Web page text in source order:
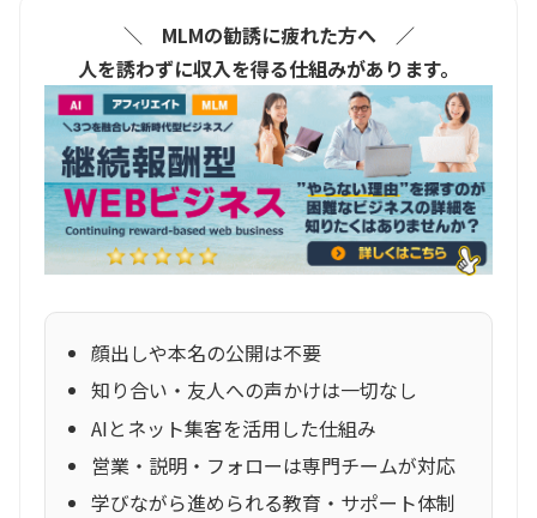
＼ MLMの勧誘に疲れた方へ ／
人を誘わずに収入を得る仕組みがあります。
顔出しや本名の公開は不要
知り合い・友人への声かけは一切なし
AIとネット集客を活用した仕組み
営業・説明・フォローは専門チームが対応
学びながら進められる教育・サポート体制